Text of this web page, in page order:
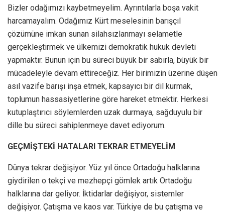
Bizler odağımızı kaybetmeyelim. Ayrıntılarla boşa vakit
harcamayalım. Odağımız Kürt meselesinin barışçıl
çözümüne imkan sunan silahsızlanmayı selametle
gerçekleştirmek ve ülkemizi demokratik hukuk devleti
yapmaktır. Bunun için bu süreci büyük bir sabırla, büyük bir
mücadeleyle devam ettireceğiz. Her birimizin üzerine düşen
asıl vazife barışı inşa etmek, kapsayıcı bir dil kurmak,
toplumun hassasiyetlerine göre hareket etmektir. Herkesi
kutuplaştırıcı söylemlerden uzak durmaya, sağduyulu bir
dille bu süreci sahiplenmeye davet ediyorum.
GEÇMİŞTEKİ HATALARI TEKRAR ETMEYELİM
Dünya tekrar değişiyor. Yüz yıl önce Ortadoğu halklarına
giydirilen o tekçi ve mezhepçi gömlek artık Ortadoğu
halklarına dar geliyor. İktidarlar değişiyor, sistemler
değişiyor. Çatışma ve kaos var. Türkiye de bu çatışma ve